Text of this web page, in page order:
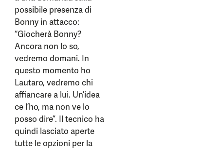
possibile presenza di
Bonny in attacco:
“Giocherà Bonny?
Ancora non lo so,
vedremo domani. In
questo momento ho
Lautaro, vedremo chi
affiancare a lui. Un’idea
ce l’ho, ma non ve lo
posso dire”. Il tecnico ha
quindi lasciato aperte
tutte le opzioni per la